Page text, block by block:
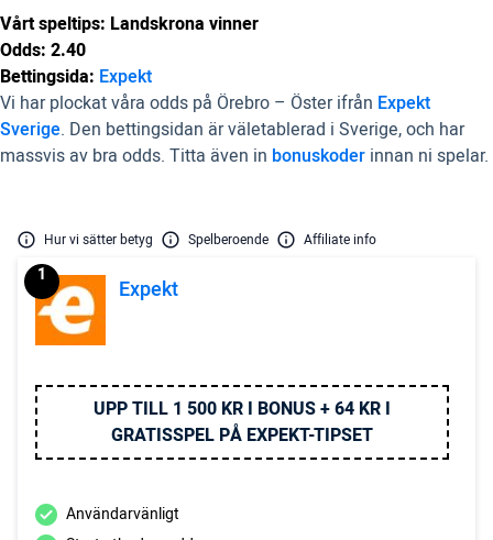
Vårt speltips: Landskrona vinner
Odds: 2.40
Bettingsida: Expekt
Vi har plockat våra odds på Örebro – Öster ifrån Expekt
Sverige. Den bettingsidan är väletablerad i Sverige, och har
massvis av bra odds. Titta även in bonuskoder innan ni spelar.
Hur vi sätter betyg Spelberoende Affiliate info
Expekt
1
UPP TILL 1 500 KR I BONUS + 64 KR I
GRATISSPEL PÅ EXPEKT-TIPSET
Användarvänligt